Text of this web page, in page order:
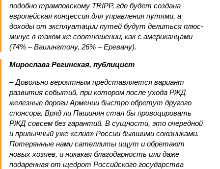
подобно трамповскому TRIPP, где будет создана
европейская концессия для управления путями, а
доходы от эксплуатации путей будут делиться плюс-
минус в таком же соотношении, как с американцами
(74% – Вашингтону, 26% – Еревану).
Мирослава Регинская, публицист
– Довольно вероятным представляется вариант
развития событий, при котором после ухода РЖД
железные дороги Армении быстро обретут другого
спонсора. Вряд ли Пашинян стал бы провоцировать
РЖД совсем без гарантий. В сущности, это очередной
и привычный уже «слив» России бывшими союзниками.
Потерянные нами сателлиты ищут и обретают
новых хозяев, и никакая благодарность или даже
подаренная от щедрот Российского государства